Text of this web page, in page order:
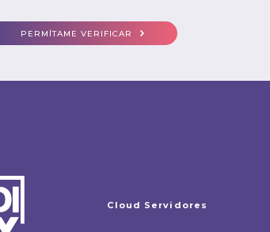
PERMÍTAME VERIFICAR
Cloud Servidores